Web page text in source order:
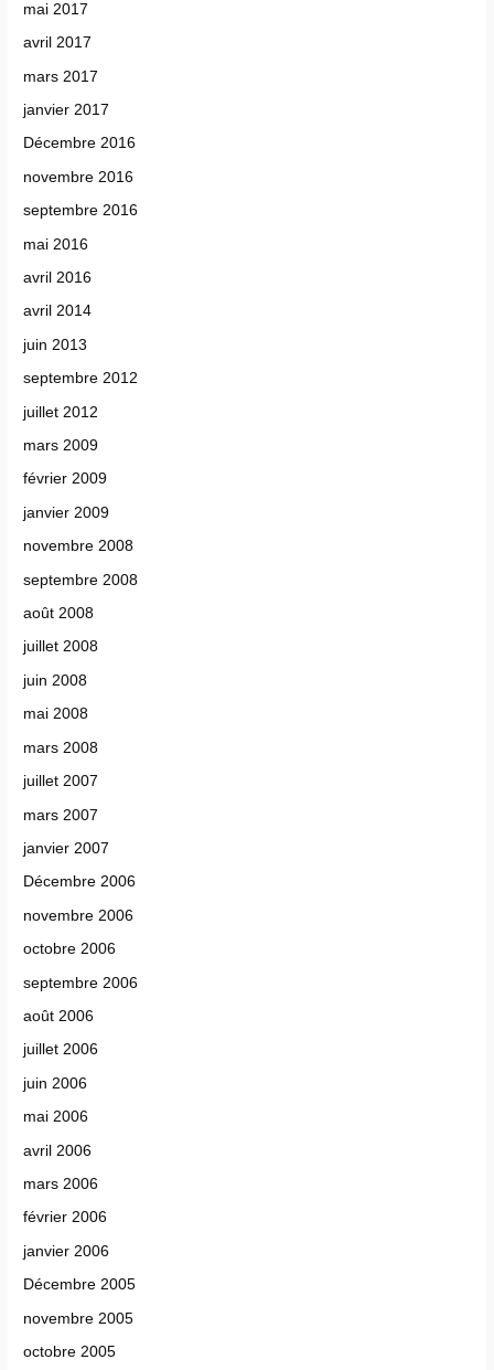
mai 2017
avril 2017
mars 2017
janvier 2017
Décembre 2016
novembre 2016
septembre 2016
mai 2016
avril 2016
avril 2014
juin 2013
septembre 2012
juillet 2012
mars 2009
février 2009
janvier 2009
novembre 2008
septembre 2008
août 2008
juillet 2008
juin 2008
mai 2008
mars 2008
juillet 2007
mars 2007
janvier 2007
Décembre 2006
novembre 2006
octobre 2006
septembre 2006
août 2006
juillet 2006
juin 2006
mai 2006
avril 2006
mars 2006
février 2006
janvier 2006
Décembre 2005
novembre 2005
octobre 2005